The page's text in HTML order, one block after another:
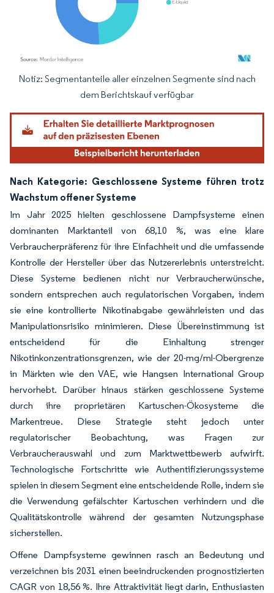
Bild © Mordor Intelligence. Wiederverwendung erfordert Namensnennung
Notiz: Segmentanteile aller einzelnen Segmente sind nach
dem Berichtskauf verfügbar
Nach Kategorie: Geschlossene Systeme führen trotz
Wachstum offener Systeme
Im Jahr 2025 hielten geschlossene Dampfsysteme einen
dominanten Marktanteil von 68,10 %, was eine klare
Verbraucherpräferenz für ihre Einfachheit und die umfassende
Kontrolle der Hersteller über das Nutzererlebnis unterstreicht.
Diese Systeme bedienen nicht nur Verbraucherwünsche,
sondern entsprechen auch regulatorischen Vorgaben, indem
sie eine kontrollierte Nikotinabgabe gewährleisten und das
Manipulationsrisiko minimieren. Diese Übereinstimmung ist
entscheidend für die Einhaltung strenger
Nikotinkonzentrationsgrenzen, wie der 20-mg/ml-Obergrenze
in Märkten wie den VAE, wie Hangsen International Group
hervorhebt. Darüber hinaus stärken geschlossene Systeme
durch ihre proprietären Kartuschen-Ökosysteme die
Markentreue. Diese Strategie steht jedoch unter
regulatorischer Beobachtung, was Fragen zur
Verbraucherauswahl und zum Marktwettbewerb aufwirft.
Technologische Fortschritte wie Authentifizierungssysteme
spielen in diesem Segment eine entscheidende Rolle, indem sie
die Verwendung gefälschter Kartuschen verhindern und die
Qualitätskontrolle während der gesamten Nutzungsphase
sicherstellen.
Offene Dampfsysteme gewinnen rasch an Bedeutung und
verzeichnen bis 2031 einen beeindruckenden prognostizierten
CAGR von 18,56 %. Ihre Attraktivität liegt darin, Enthusiasten